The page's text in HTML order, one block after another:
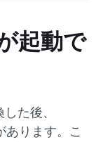
起動で
た後、
ります。こ